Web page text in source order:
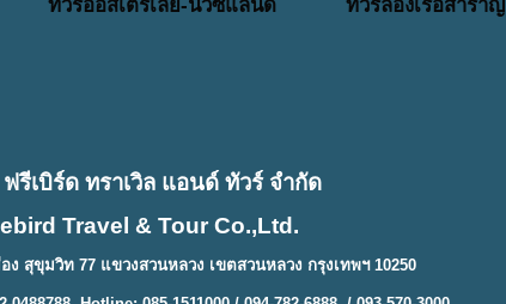
ทัวร์ออสเตรเลีย-นิวซีแลนด์ ทัวร์ล่องเรือสำราญ
รีเบิร์ด ทราเวิล แอนด์ ทัวร์ จำกัด
Travel & Tour Co.,Ltd.
ง สุขุมวิท 77 แขวงสวนหลวง เขตสวนหลวง กรุงเทพฯ 10250